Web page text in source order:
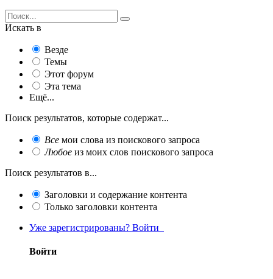
Искать в
Везде
Темы
Этот форум
Эта тема
Ещё...
Поиск результатов, которые содержат...
Все мои слова из поискового запроса
Любое из моих слов поискового запроса
Поиск результатов в...
Заголовки и содержание контента
Только заголовки контента
Уже зарегистрированы? Войти
Войти